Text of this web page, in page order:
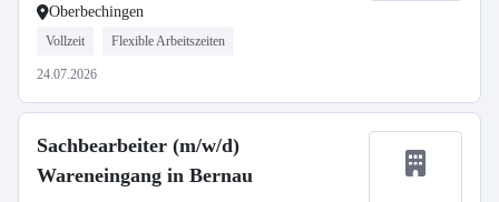
Oberbechingen
Vollzeit Flexible Arbeitszeiten
24.07.2026
Sachbearbeiter (m/w/d)
Wareneingang in Bernau